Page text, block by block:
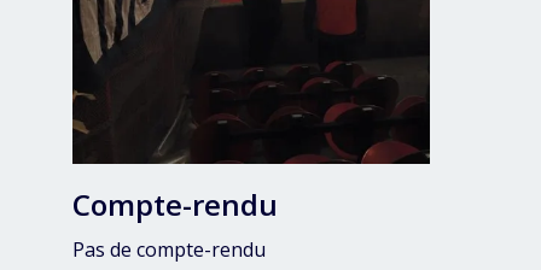
Compte-rendu
Pas de compte-rendu